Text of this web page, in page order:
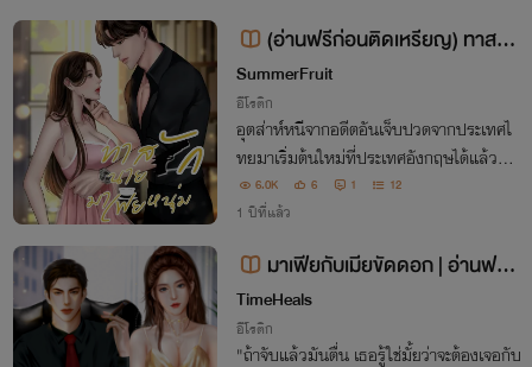
(อ่านฟรีก่อนติดเหรียญ) ทาสรัก
นายมาเฟียหนุ่ม
SummerFruit
อีโรติก
อุตส่าห์หนีจากอดีตอันเจ็บปวดจากประเทศไ
ทยมาเริ่มต้นใหม่ที่ประเทศอังกฤษได้แล้วแท้
ๆ แต่ดันต้องมาโดนมาเฟียอิตาลีจอมเผด็จกา
รจับตัวไป ทั้งยังต้องตกเป็นทาส(รัก)ของเขา
6.0K 6 1 12
1 ปีที่แล้ว
มาเฟียกับเมียขัดดอก | อ่านฟรีจ
นจบ
TimeHeals
อีโรติก
"ถ้าจับแล้วมันตื่น เธอรู้ใช่มั้ยว่าจะต้องเจอกับ